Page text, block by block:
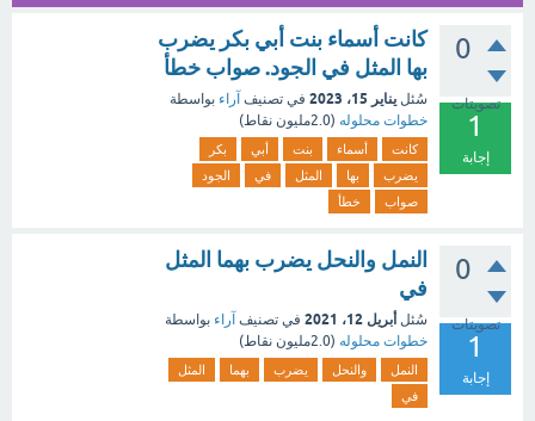
0
تصويتات
1
إجابة
كانت أسماء بنت أبي بكر يضرب
بها المثل في الجود. صواب خطأ
سُئل يناير 15، 2023 في تصنيف آراء بواسطة
خطوات محلوله (2.0مليون نقاط)
كانت أسماء بنت أبي
بكر
يضرب
بها المثل في
الجود
صواب
خطأ
0
تصويتات
1
إجابة
النمل والنحل يضرب بهما المثل
في
سُئل أبريل 12، 2021 في تصنيف آراء بواسطة
خطوات محلوله (2.0مليون نقاط)
النمل والنحل يضرب بهما
المثل
في